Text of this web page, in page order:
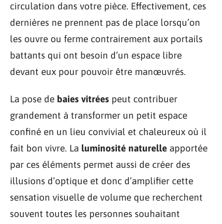
circulation dans votre pièce. Effectivement, ces
dernières ne prennent pas de place lorsqu’on
les ouvre ou ferme contrairement aux portails
battants qui ont besoin d’un espace libre
devant eux pour pouvoir être manœuvrés.
La pose de baies vitrées peut contribuer
grandement à transformer un petit espace
confiné en un lieu convivial et chaleureux où il
fait bon vivre. La luminosité naturelle apportée
par ces éléments permet aussi de créer des
illusions d’optique et donc d’amplifier cette
sensation visuelle de volume que recherchent
souvent toutes les personnes souhaitant